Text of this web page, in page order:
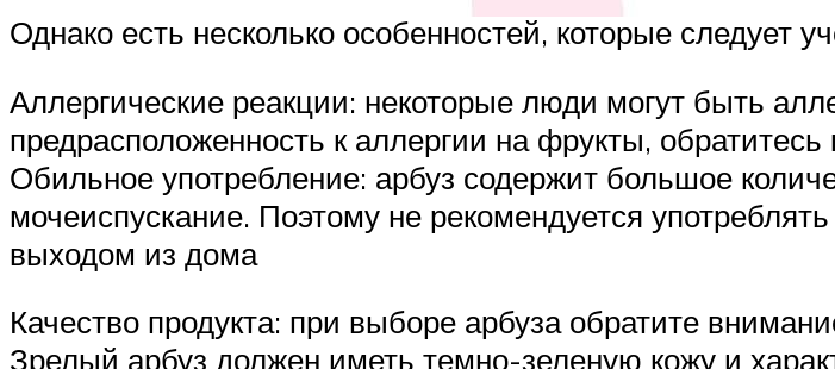
Однако есть несколько особенностей, которые следует
Аллергические реакции: некоторые люди могут быть
предрасположенность к аллергии на фрукты,
Обильное употребление: арбуз содержит большое
мочеиспускание. Поэтому не рекомендуется
выходом из дома
Качество продукта: при выборе арбуза обратите
Зрелый арбуз должен иметь темно-зеленую кожу и